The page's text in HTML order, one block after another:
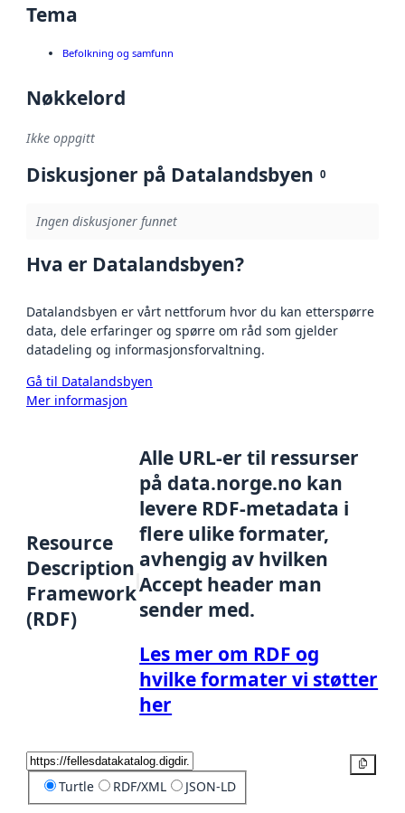
Tema
Befolkning og samfunn
Nøkkelord
Ikke oppgitt
Diskusjoner på Datalandsbyen 0
Ingen diskusjoner funnet
Hva er Datalandsbyen?
Datalandsbyen er vårt nettforum hvor du kan etterspørre
data, dele erfaringer og spørre om råd som gjelder
datadeling og informasjonsforvaltning.
Gå til Datalandsbyen
Mer informasjon
Resource
Description
Framework
(RDF)
Alle URL-er til ressurser
på data.norge.no kan
levere RDF-metadata i
flere ulike formater,
avhengig av hvilken
Accept header man
sender med.
Les mer om RDF og
hvilke formater vi støtter
her
Turtle RDF/XML JSON-LD